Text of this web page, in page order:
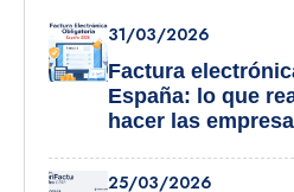
31/03/2026
Factura
España: lo que
hacer las
25/03/2026